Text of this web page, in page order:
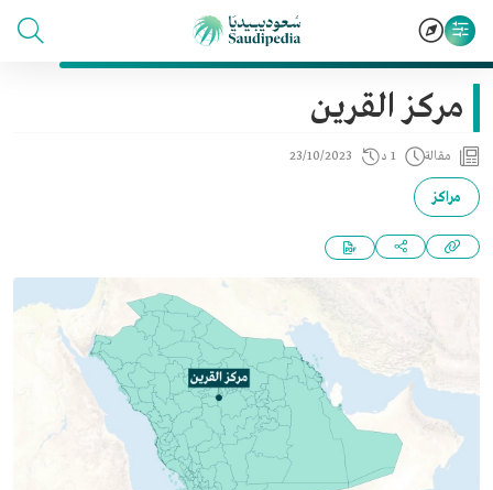
مركز القرين
مقالة 1 د 23/10/2023
مراكز